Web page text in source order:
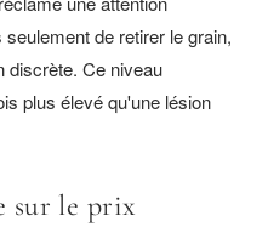
de retirer le grain,
discrète. Ce niveau
plus élevé qu'une lésion
sur le prix